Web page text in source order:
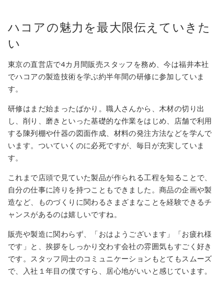
ハコアの魅力を最大限伝えていきた
い
東京の直営店で4カ月間販売スタッフを務め、今は福井本社
でハコアの製造技術を学ぶ約半年間の研修に参加していま
す。
研修はまだ始まったばかり。職人さんから、木材の切り出
し、削り、磨きといった基礎的な作業をはじめ、店舗で利用
する陳列棚や什器の図面作成、材料の発注方法などを学んで
います。ついていくのに必死ですが、毎日が充実していま
す。
これまで店頭で見ていた製品が作られる工程を知ることで、
自分の仕事に誇りを持つこともできました。商品の企画や製
造など、ものづくりに関わるさまざまなことを経験できるチ
ャンスがあるのは嬉しいですね。
販売や製造に関わらず、「おはようございます」「お疲れ様
です」と、挨拶をしっかり交わす会社の雰囲気もすごく好き
です。スタッフ同士のコミュニケーションもとてもスムーズ
で、入社１年目の僕ですら、居心地がいいと感じています。